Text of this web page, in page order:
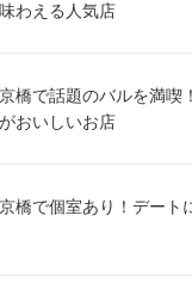
わえる人気店
京橋で話題のバルを満喫
おいしいお店
京橋で個室あり！デート